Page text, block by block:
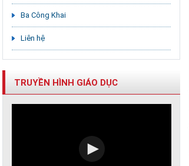
Ba Công Khai
Liên hệ
TRUYỀN HÌNH GIÁO DỤC